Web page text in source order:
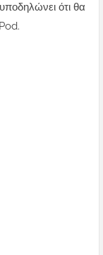
ότι θα